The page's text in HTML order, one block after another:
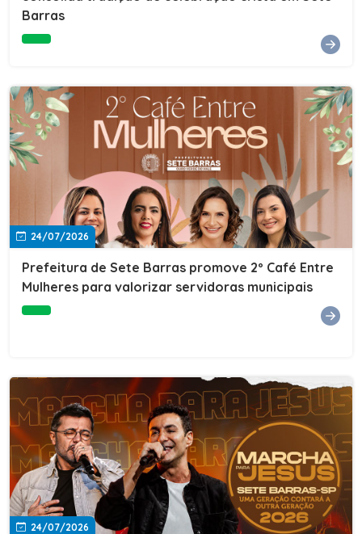
e do Instituto de Desenvolvimento Profissional
fundador da empresa Seu Consultor.Inscrições: FAÇA
AQUI
Barras
24/07/2026
Prefeitura de Sete Barras promove 2º Café Entre
Mulheres para valorizar servidoras municipais
24/07/2026